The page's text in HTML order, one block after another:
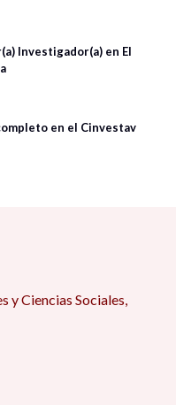
Investigador(a) en El
en el Cinvestav
y Ciencias Sociales,